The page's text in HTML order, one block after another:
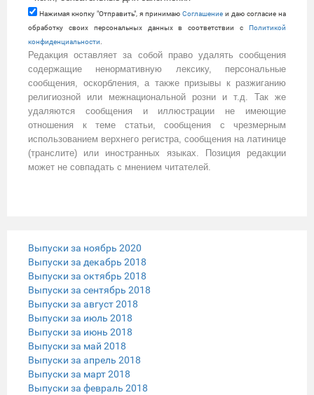
Нажимая кнопку "Отправить", я принимаю Cоглашение и даю согласие на
обработку своих персональных данных в соответствии с Политикой
конфиденциальности
Редакция оставляет за собой право удалять сообщения
содержащие ненормативную лексику, персональные
сообщения, оскорбления, а также призывы к разжиганию
религиозной или межнациональной розни и т.д. Так же
удаляются сообщения и иллюстрации не имеющие
отношения к теме статьи, сообщения с чрезмерным
использованием верхнего регистра, сообщения на латинице
(транслите) или иностранных языках. Позиция редакции
может не совпадать с мнением читателей.
Выпуски за ноябрь 2020
Выпуски за декабрь 2018
Выпуски за октябрь 2018
Выпуски за сентябрь 2018
Выпуски за август 2018
Выпуски за июль 2018
Выпуски за июнь 2018
Выпуски за май 2018
Выпуски за апрель 2018
Выпуски за март 2018
Выпуски за февраль 2018